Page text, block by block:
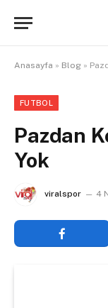
Anasayfa » Blog »
FUTBOL
Pazdan
Yok
viralspor 4